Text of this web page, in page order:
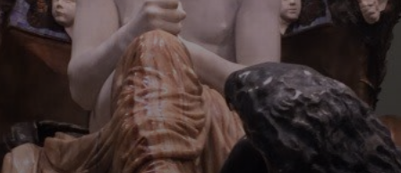
Napoleon
Bonaparte.